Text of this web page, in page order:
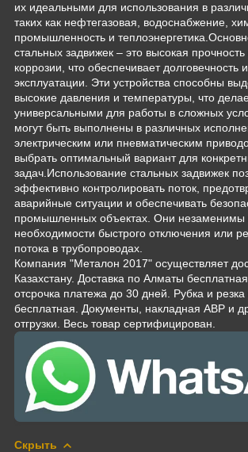
их идеальными для использования в
таких как нефтегазовая, водоснабжение,
промышленность и
стальных задвижек – это высокая прочность
коррозии, что обеспечивает долговечность
эксплуатации. Эти устройства способны
высокие давления и температуры, что
универсальными для работы в сложных
могут быть выполнены в различных
электрическим или пневматическим
выбрать оптимальный вариант для
задач.Использование стальных задвижек
эффективно контролировать поток,
аварийные ситуации и обеспечивать
промышленных объектах. Они незаменимы
необходимости быстрого отключения или
потока в трубопроводах.
Компания "Металон 2017" осуществляет
Казахстану. Доставка по Алматы
отсрочка платежа до 30 дней. Рубка и
бесплатная. Документы, накладная АВР и
отгрузки. Весь товар сертифицирован.
Скрыть